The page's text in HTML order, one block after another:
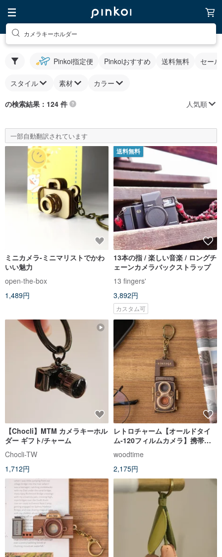
カメラキーホルダー
Pinkoi指定便 Pinkoiおすすめ 送料無料 セー
スタイル 素材 カラー
の検索結果：124 件 人気順
一部自動翻訳されています
ミニカメラ-ミニマリストでかわ
いい魅力
open-the-box
1,489円
送料無料
13本の指 / 楽しい音楽 / ロングチ
ェーンカメラバックストラップ
13 fingers'
3,892円
カスタム可
【Chocli】MTM カメラキーホル
ダー ギフト/チャーム
Chocli-TW
1,712円
レトロチャーム【オールドタイ
ム-120フィルムカメラ】携帯電
話ホルダー/キーホルダー
woodtime
2,175円